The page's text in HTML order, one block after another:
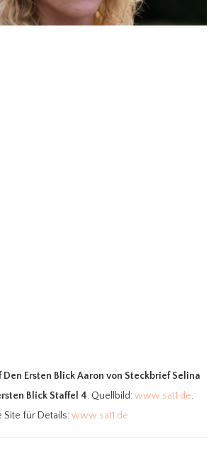
Den Ersten Blick Aaron von Steckbrief Selina
Blick Staffel 4. Quellbild:www.sat1.de.
Site für Details:www.sat1.de